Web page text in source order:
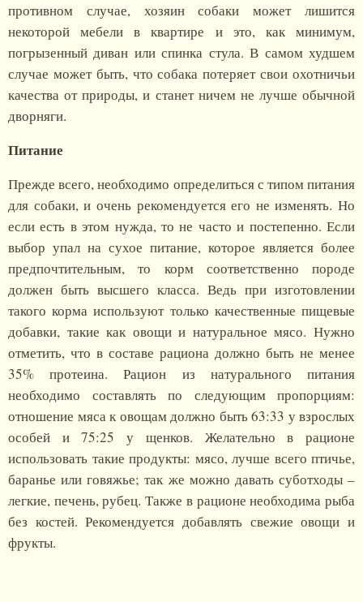
противном случае, хозяин собаки может лишится
некоторой мебели в квартире и это, как минимум,
погрызенный диван или спинка стула. В самом худшем
случае может быть, что собака потеряет свои охотничьи
качества от природы, и станет ничем не лучше обычной
дворняги.
Питание
Прежде всего, необходимо определиться с типом питания
для собаки, и очень рекомендуется его не изменять. Но
если есть в этом нужда, то не часто и постепенно. Если
выбор упал на сухое питание, которое является более
предпочтительным, то корм соответственно породе
должен быть высшего класса. Ведь при изготовлении
такого корма используют только качественные пищевые
добавки, такие как овощи и натуральное мясо. Нужно
отметить, что в составе рациона должно быть не менее
35% протеина. Рацион из натурального питания
необходимо составлять по следующим пропорциям:
отношение мяса к овощам должно быть 63:33 у взрослых
особей и 75:25 у щенков. Желательно в рационе
использовать такие продукты: мясо, лучше всего птичье,
баранье или говяжье; так же можно давать суботходы –
легкие, печень, рубец. Также в рационе необходима рыба
без костей. Рекомендуется добавлять свежие овощи и
фрукты.